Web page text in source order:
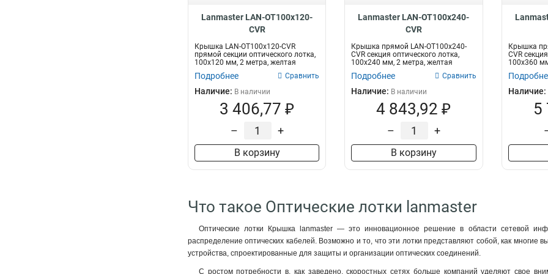
Lanmaster LAN-OT100x120-
CVR
Крышка LAN-OT100x120-CVR
прямой секции оптического лотка,
100x120 мм, 2 метра, желтая
Подробнее Сравнить
Наличие: В наличии
3 406,77 ₽
– +
В корзину
Lanmaster LAN-OT100x240-
CVR
Крышка прямой LAN-OT100x240-
CVR секция оптического лотка,
100x240 мм, 2 метра, желтая
Подробнее Сравнить
Наличие: В наличии
4 843,92 ₽
– +
В корзину
Крышка
CVR
100x360
Наличие:
5
Что такое Оптические лотки lanmaster
Оптические лотки Крышка lanmaster — это инновационное решение в области сетевой
распределение оптических кабелей. Возможно и то, что эти лотки представляют собой, как
устройства, спроектированные для защиты и организации оптических соединений.
С ростом потребности в, как заведено, скоростных сетях больше компаний уделяют свое